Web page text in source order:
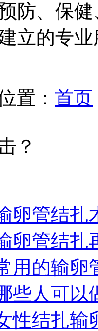
防、保
立的专
置： 首页
？
卵管结扎
卵管结扎
用的输卵
些人可以
性结扎输